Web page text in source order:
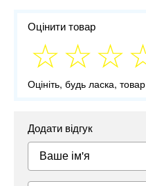
Оцінити товар
Оцініть, будь ласка, товар
Додати відгук
Ваше ім'я